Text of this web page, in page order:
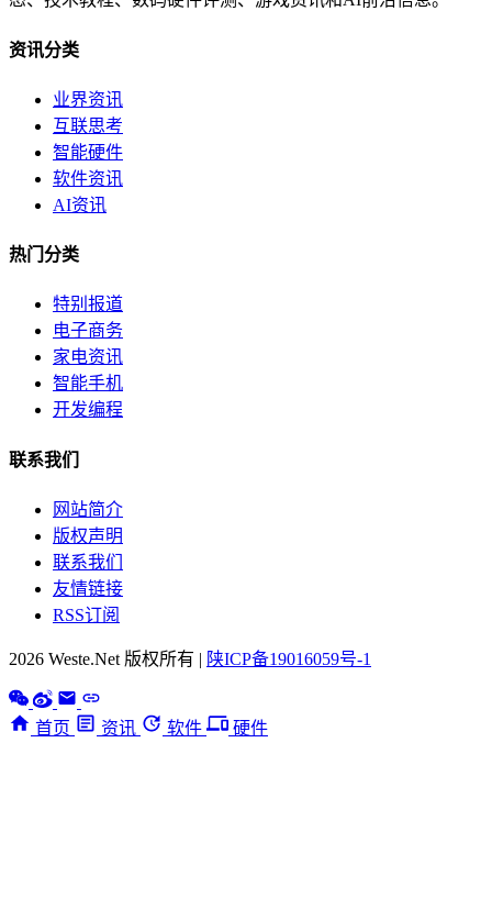
资讯分类
业界资讯
互联思考
智能硬件
软件资讯
AI资讯
热门分类
特别报道
电子商务
家电资讯
智能手机
开发编程
联系我们
网站简介
版权声明
联系我们
友情链接
RSS订阅
2026 Weste.Net 版权所有 | 陕ICP备19016059号-1
首页 资讯 软件 硬件